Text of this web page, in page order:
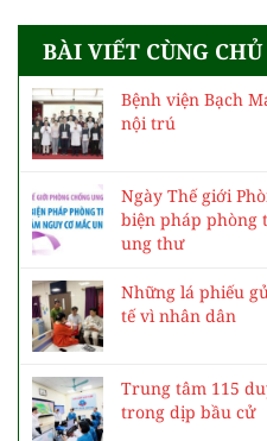
BÀI VIẾT CÙNG
Bệnh viện Bạch
nội trú
Ngày Thế giới
biện pháp phòng
ung thư
Những lá phiếu
tế vì nhân dân
Trung tâm 115
trong dịp bầu cử